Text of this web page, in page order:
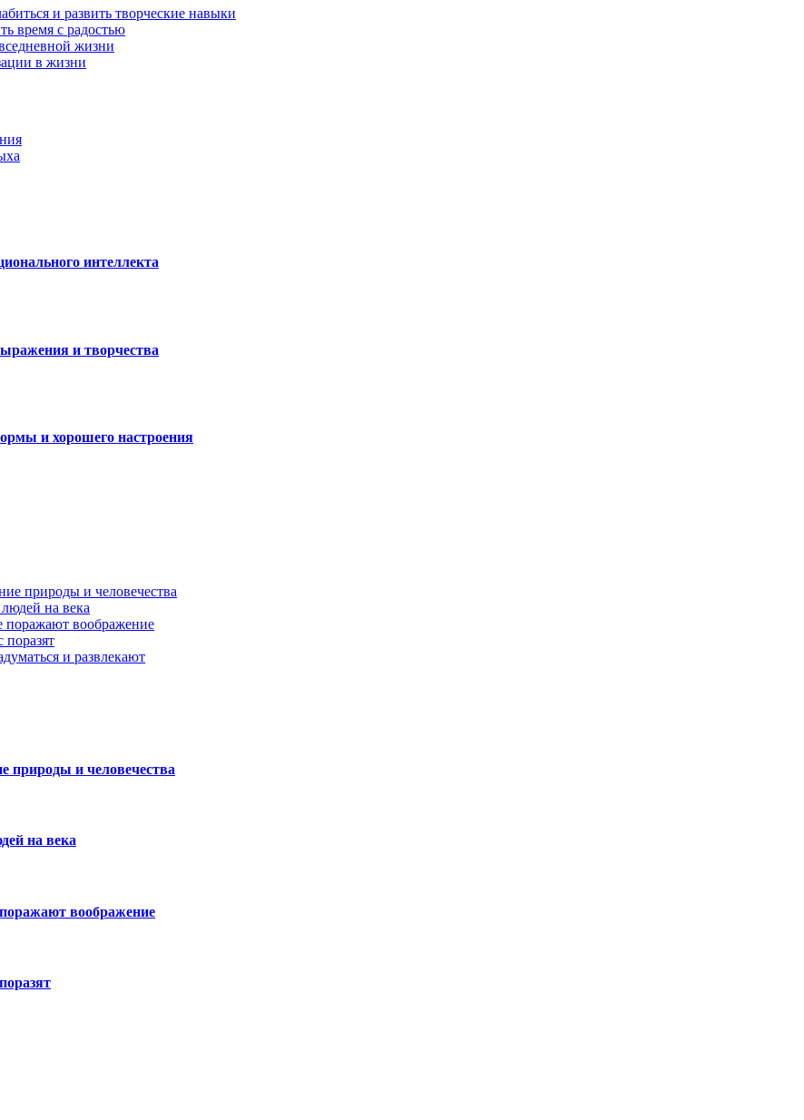
и развить творческие навыки
время с радостью
жизни
в жизни
интеллекта
и творчества
и хорошего настроения
природы и человечества
на века
поражают воображение
и развлекают
природы и человечества
на века
воображение